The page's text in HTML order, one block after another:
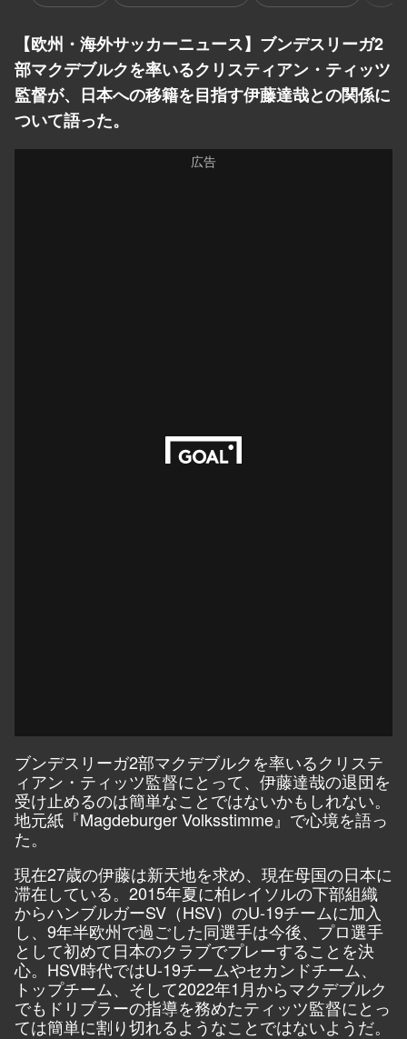
【欧州・海外サッカーニュース】ブンデスリーガ2
部マクデブルクを率いるクリスティアン・ティッツ
監督が、日本への移籍を目指す伊藤達哉との関係に
ついて語った。
ブンデスリーガ2部マクデブルクを率いるクリステ
ィアン・ティッツ監督にとって、伊藤達哉の退団を
受け止めるのは簡単なことではないかもしれない。
地元紙『Magdeburger Volksstimme』で心境を語っ
た。
現在27歳の伊藤は新天地を求め、現在母国の日本に
滞在している。2015年夏に柏レイソルの下部組織
からハンブルガーSV（HSV）のU-19チームに加入
し、9年半欧州で過ごした同選手は今後、プロ選手
として初めて日本のクラブでプレーすることを決
心。HSV時代ではU-19チームやセカンドチーム、
トップチーム、そして2022年1月からマクデブルク
でもドリブラーの指導を務めたティッツ監督にとっ
ては簡単に割り切れるようなことではないようだ。